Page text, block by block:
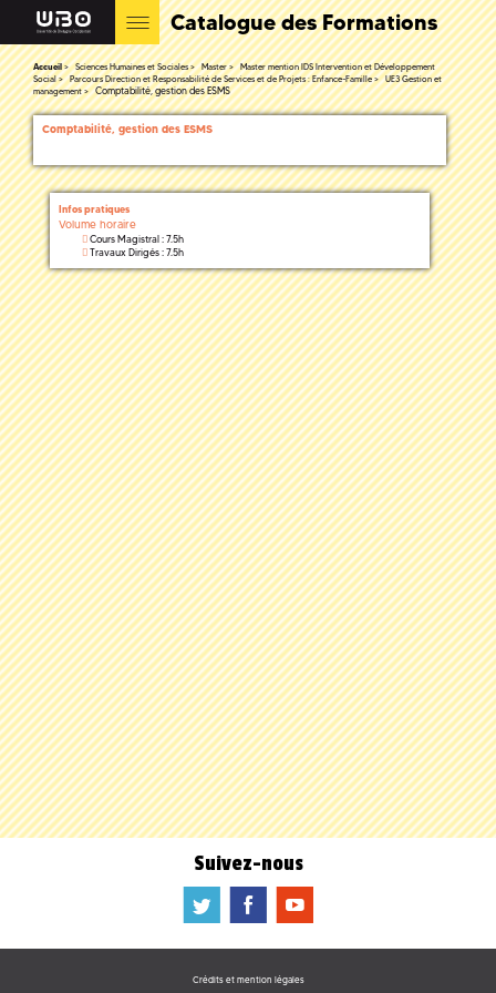
Catalogue des Formations
Accueil Sciences Humaines et Sociales Master
Master mention IDS Intervention et Développement
Social
Parcours Direction et Responsabilité de Services et de Projets : Enfance-Famille
UE3 Gestion et
management
Comptabilité, gestion des ESMS
Comptabilité, gestion des ESMS
Infos pratiques
Volume horaire
Cours Magistral : 7.5h
Travaux Dirigés : 7.5h
Suivez-nous
a b f
Crédits et mention légales